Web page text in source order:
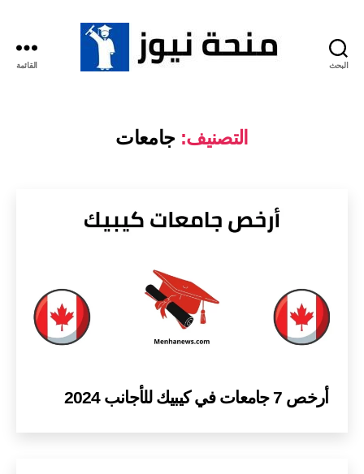
البحث القائمة
التصنيف: جامعات
أرخص 7 جامعات في كيبيك للأجانب 2024